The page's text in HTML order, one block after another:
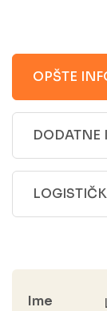
OPŠTE
DODATNE
Ime